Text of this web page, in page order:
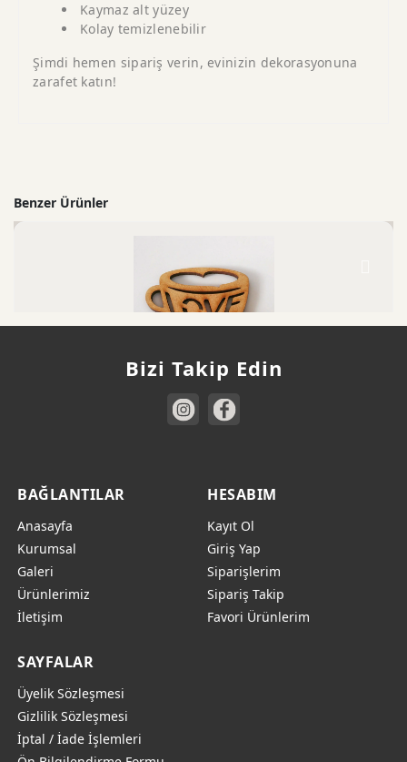
Kaymaz alt yüzey
Kolay temizlenebilir
Şimdi hemen sipariş verin, evinizin dekorasyonuna
zarafet katın!
Benzer Ürünler
499,00
Bizi Takip Edin
BAĞLANTILAR
Anasayfa
Kurumsal
Galeri
Ürünlerimiz
İletişim
HESABIM
Kayıt Ol
Giriş Yap
Siparişlerim
Sipariş Takip
Favori Ürünlerim
SAYFALAR
Üyelik Sözleşmesi
Gizlilik Sözleşmesi
İptal / İade İşlemleri